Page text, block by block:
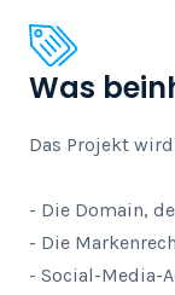
Was
Das Projekt
- Die Domain,
- Die
- Social-Media-